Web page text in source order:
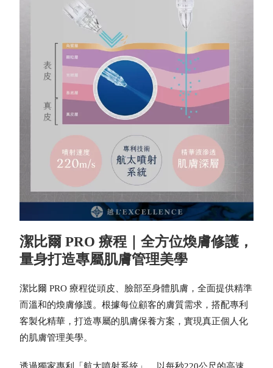
潔比爾 PRO 療程｜全方位煥膚修護，
量身打造專屬肌膚管理美學
潔比爾 PRO 療程從頭皮、臉部至身體肌膚，全面提供精準
而溫和的煥膚修護。根據每位顧客的膚質需求，搭配專利
客製化精華，打造專屬的肌膚保養方案，實現真正個人化
的肌膚管理美學。